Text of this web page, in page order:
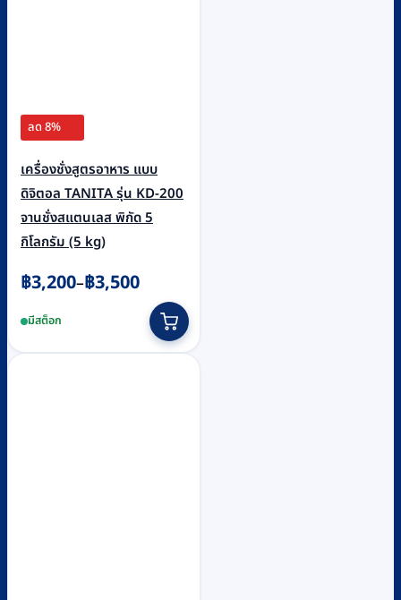
ลด 8%
เครื่องชั่งสูตรอาหาร แบบ
ดิจิตอล TANITA รุ่น KD-200
จานชั่งสแตนเลส พิกัด 5
กิโลกรัม (5 kg)
฿3,200–฿3,500
Price
฿3,200
through
มีสต็อก
product
has